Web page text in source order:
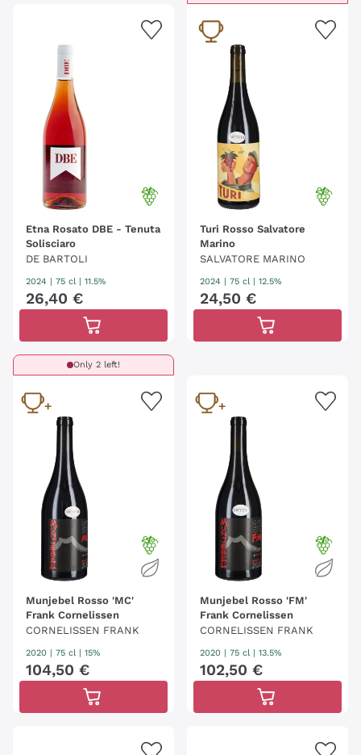
Etna Rosato DBE - Tenuta
Solisciaro
DE BARTOLI
2024 75 cl | 11.5%
26,40 €
Turi Rosso Salvatore
Marino
SALVATORE MARINO
2024 75 cl | 12.5%
24,50 €
Only 2 left!
Munjebel Rosso 'MC'
Frank Cornelissen
CORNELISSEN FRANK
2020 | 75 cl | 15%
104,50 €
Munjebel Rosso 'FM'
Frank Cornelissen
CORNELISSEN FRANK
2020 | 75 cl | 13.5%
102,50 €